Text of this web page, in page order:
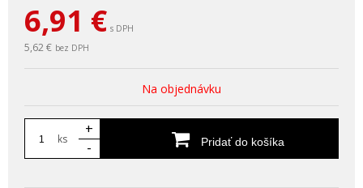
6,91 € s DPH
5,62 € bez DPH
Na objednávku
ks
+
-
Pridať do košíka